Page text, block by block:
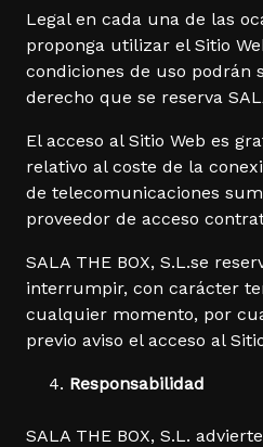
Legal en cada una de las
proponga utilizar el Sitio
condiciones de uso podrán
derecho que se reserva
El acceso al Sitio Web es
relativo al coste de la
de telecomunicaciones
proveedor de acceso
SALA THE BOX, S.L.se
interrumpir, con carácter
cualquier momento, por
previo aviso el acceso al
Responsabilidad
SALA THE BOX, S.L.